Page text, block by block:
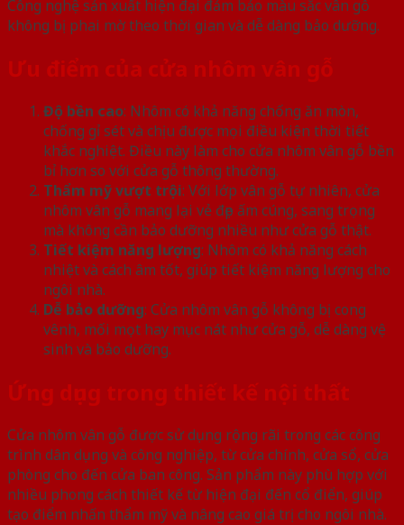
Công nghệ sản xuất hiện đại đảm bảo màu sắc vân gỗ
không bị phai mờ theo thời gian và dễ dàng bảo dưỡng.
Ưu điểm của cửa nhôm vân gỗ
Độ bền cao: Nhôm có khả năng chống ăn mòn,
chống gỉ sét và chịu được mọi điều kiện thời tiết
khắc nghiệt. Điều này làm cho cửa nhôm vân gỗ bền
bỉ hơn so với cửa gỗ thông thường.
Thẩm mỹ vượt trội: Với lớp vân gỗ tự nhiên, cửa
nhôm vân gỗ mang lại vẻ đẹp ấm cúng, sang trọng
mà không cần bảo dưỡng nhiều như cửa gỗ thật.
Tiết kiệm năng lượng: Nhôm có khả năng cách
nhiệt và cách âm tốt, giúp tiết kiệm năng lượng cho
ngôi nhà.
Dễ bảo dưỡng: Cửa nhôm vân gỗ không bị cong
vênh, mối mọt hay mục nát như cửa gỗ, dễ dàng vệ
sinh và bảo dưỡng.
Ứng dụng trong thiết kế nội thất
Cửa nhôm vân gỗ được sử dụng rộng rãi trong các công
trình dân dụng và công nghiệp, từ cửa chính, cửa sổ, cửa
phòng cho đến cửa ban công. Sản phẩm này phù hợp với
nhiều phong cách thiết kế từ hiện đại đến cổ điển, giúp
tạo điểm nhấn thẩm mỹ và nâng cao giá trị cho ngôi nhà.